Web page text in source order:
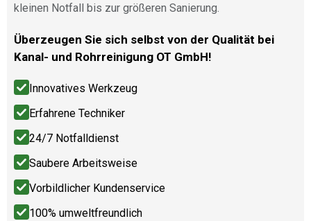
kleinen Notfall bis zur größeren Sanierung.
Überzeugen Sie sich selbst von der Qualität bei
Kanal- und Rohrreinigung OT GmbH!
Innovatives Werkzeug
Erfahrene Techniker
24/7 Notfalldienst
Saubere Arbeitsweise
Vorbildlicher Kundenservice
100% umweltfreundlich